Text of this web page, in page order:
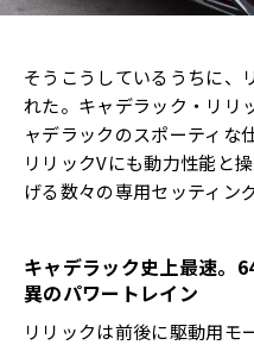
そうこうしているうちに、
れた。キャデラック・リリ
ャデラックのスポーティな
リリックVにも動力性能と
げる数々の専用セッティン
キャデラック史上最速。
異のパワートレイン
リリックは前後に駆動用モ